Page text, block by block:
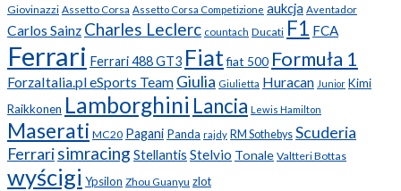
Giovinazzi Assetto Corsa Assetto Corsa Competizione aukcja Aventador
Carlos Sainz Charles Leclerc countach Ducati F1 FCA
Ferrari Ferrari 488 GT3 Fiatfiat 500 Formuła 1
ForzaItalia.pl eSports Team Giulia Giulietta Huracan Junior Kimi
Raikkonen Lamborghini Lancia Lewis Hamilton
Maserati MC20 Pagani Panda rajdy RM Sothebys Scuderia
Ferrarisimracing Stellantis Stelvio Tonale Valtteri Bottas
wyścigi Ypsilon Zhou Guanyu zlot